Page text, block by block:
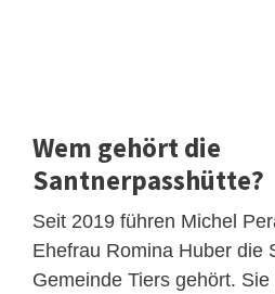
Wem gehört die
Santnerpasshütte?
Seit 2019 führen Michel
Ehefrau Romina Huber die
Gemeinde Tiers gehört.